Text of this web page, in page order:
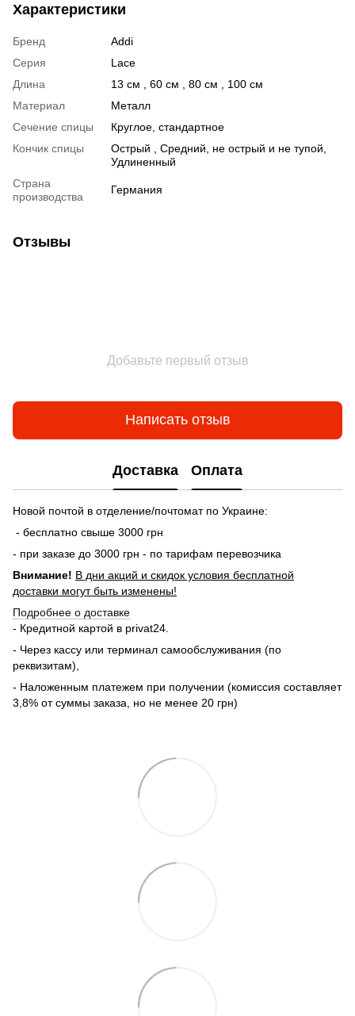
Характеристики
Бренд
Addi
Серия
Lace
Длина
13 см , 60 см , 80 см , 100 см
Материал
Металл
Сечение спицы
Круглое, стандартное
Кончик спицы
Острый , Средний, не острый и не тупой,
Удлиненный
Страна
производства
Германия
Отзывы
Добавьте первый отзыв
Написать отзыв
Доставка Оплата
Новой почтой в отделение/почтомат по Украине:
- бесплатно свыше 3000 грн
- при заказе до 3000 грн - по тарифам перевозчика
Внимание! В дни акций и скидок условия бесплатной
доставки могут быть изменены!
Подробнее о доставке
- Кредитной картой в privat24.
- Через кассу или терминал самообслуживания (по
реквизитам),
- Наложенным платежем при получении (комиссия составляет
3,8% от суммы заказа, но не менее 20 грн)